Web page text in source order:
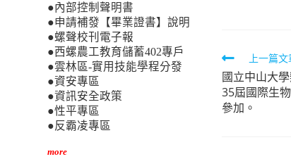
Read
more
articles
上一篇
國立中山大
35屆國際生
參加。
●內部控制聲明書
●申請補發【畢業證書】說明
●螺聲校刊電子報
●西螺農工教育儲蓄402專戶
●雲林區-實用技能學程分發
●資安專區
●資訊安全政策
●性平專區
●反霸凌專區
more